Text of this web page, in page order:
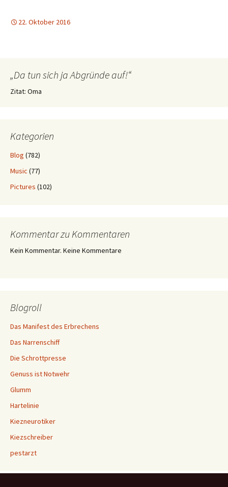
22. Oktober 2016
„Da tun sich ja Abgründe auf!“
Zitat: Oma
Kategorien
Blog (782)
Music (77)
Pictures (102)
Kommentar zu Kommentaren
Kein Kommentar. Keine Kommentare
Blogroll
Das Manifest des Erbrechens
Das Narrenschiff
Die Schrottpresse
Genuss ist Notwehr
Glumm
Hartelinie
Kiezneurotiker
Kiezschreiber
pestarzt